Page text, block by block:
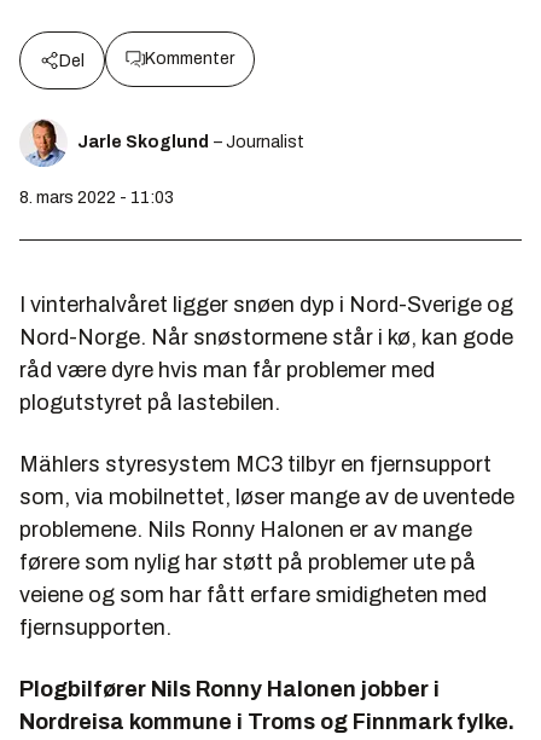
Del Kommenter
Jarle Skoglund – Journalist
8. mars 2022 - 11:03
I vinterhalvåret ligger snøen dyp i Nord-Sverige og
Nord-Norge. Når snøstormene står i kø, kan gode
råd være dyre hvis man får problemer med
plogutstyret på lastebilen.
Mählers styresystem MC3 tilbyr en fjernsupport
som, via mobilnettet, løser mange av de uventede
problemene. Nils Ronny Halonen er av mange
førere som nylig har støtt på problemer ute på
veiene og som har fått erfare smidigheten med
fjernsupporten.
Plogbilfører Nils Ronny Halonen jobber i
Nordreisa kommune i Troms og Finnmark fylke.